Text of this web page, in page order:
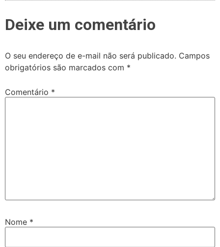
Deixe um comentário
O seu endereço de e-mail não será publicado. Campos
obrigatórios são marcados com *
Comentário *
Nome *